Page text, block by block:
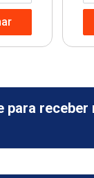
para receber